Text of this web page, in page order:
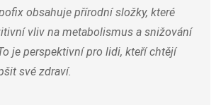
obsahuje přírodní složky, které
vliv na metabolismus a snižování
je perspektivní pro lidi, kteří chtějí
své zdraví.